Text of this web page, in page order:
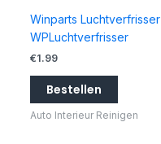
Winparts Luchtverfrisser
WPLuchtverfrisser
€1.99
Bestellen
Auto Interieur Reinigen